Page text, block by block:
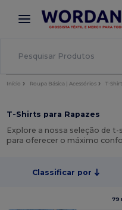
× App Wordans
Melhores preços na
Início Roupa Básica | Acessórios T-
T-Shirts para Rapazes
Explore a nossa seleção de
para oferecer o máximo
Classificar por
79